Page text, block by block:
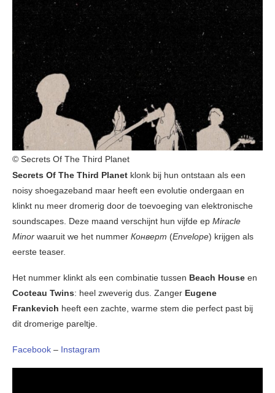
© Secrets Of The Third Planet
Secrets Of The Third Planet klonk bij hun ontstaan als een
noisy shoegazeband maar heeft een evolutie ondergaan en
klinkt nu meer dromerig door de toevoeging van elektronische
soundscapes. Deze maand verschijnt hun vijfde ep Miracle
Minor waaruit we het nummer Конверт (Envelope) krijgen als
eerste teaser.
Het nummer klinkt als een combinatie tussen Beach House en
Cocteau Twins: heel zweverig dus. Zanger Eugene
Frankevich heeft een zachte, warme stem die perfect past bij
dit dromerige pareltje.
Facebook – Instagram